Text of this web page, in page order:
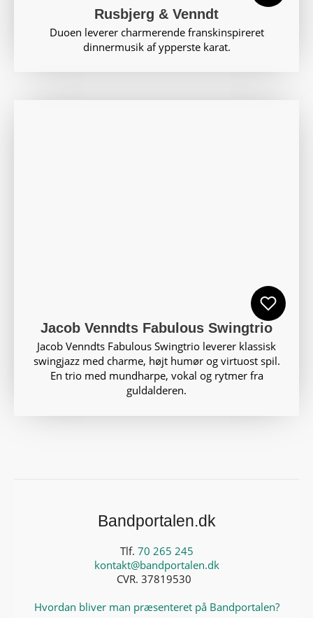
Rusbjerg & Venndt
Duoen leverer charmerende franskinspireret
dinnermusik af ypperste karat.
Jacob Venndts Fabulous Swingtrio
Jacob Venndts Fabulous Swingtrio leverer klassisk
swingjazz med charme, højt humør og virtuost spil.
En trio med mundharpe, vokal og rytmer fra
guldalderen.
Bandportalen.dk
Tlf. 70 265 245
kontakt@bandportalen.dk
CVR. 37819530
Hvordan bliver man præsenteret på Bandportalen?